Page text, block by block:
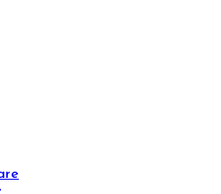
Massage
laser ad Alessandrite